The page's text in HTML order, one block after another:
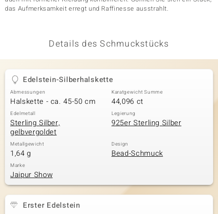
das Aufmerksamkeit erregt und Raffinesse ausstrahlt.
Details des Schmuckstücks
Edelstein-Silberhalskette
Abmessungen
Halskette - ca. 45-50 cm
Karatgewicht Summe
44,096 ct
Edelmetall
Sterling Silber,
gelbvergoldet
Legierung
925er Sterling Silber
Metallgewicht
1,64 g
Design
Bead-Schmuck
Marke
Jaipur Show
Erster Edelstein